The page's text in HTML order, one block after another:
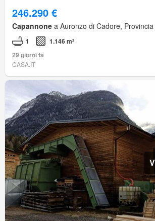
246.290 €
Capannone a Auronzo di Cadore,
1
1.146 m²
29 giorni fa
CASA.IT